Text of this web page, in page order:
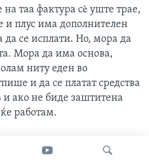
таа фактура сè уште трае,
и плус има дополнителен
да се исплати. Но, мора да
Мора да има основа,
ниту еден во
и да се платат средства
ако не биде заштитена
работам.